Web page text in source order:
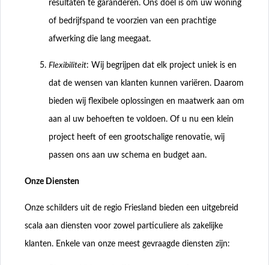
resultaten te garanderen. Ons doel is om uw woning
of bedrijfspand te voorzien van een prachtige
afwerking die lang meegaat.
Flexibiliteit: Wij begrijpen dat elk project uniek is en
dat de wensen van klanten kunnen variëren. Daarom
bieden wij flexibele oplossingen en maatwerk aan om
aan al uw behoeften te voldoen. Of u nu een klein
project heeft of een grootschalige renovatie, wij
passen ons aan uw schema en budget aan.
Onze Diensten
Onze schilders uit de regio Friesland bieden een uitgebreid
scala aan diensten voor zowel particuliere als zakelijke
klanten. Enkele van onze meest gevraagde diensten zijn: